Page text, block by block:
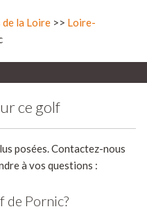
de la Loire >> Loire-
ce golf
posées. Contactez-nous
à vos questions :
de Pornic?